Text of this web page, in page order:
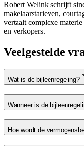
Robert Welink schrijft
makelaarstarieven,
vertaalt complexe
en verkopers.
Veelgestelde
Wat is de bijleenregeling?
Wanneer is de
Hoe wordt de